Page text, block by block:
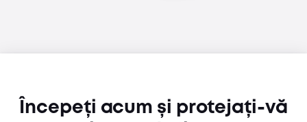
Începeți acum și protejați-vă